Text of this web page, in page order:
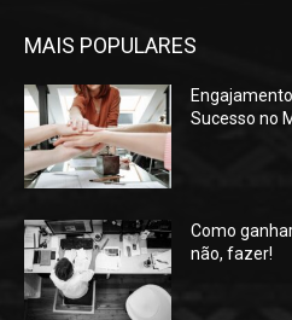
MAIS POPULARES
Sucesso no
Como
não, fazer!